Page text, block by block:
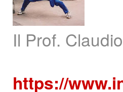
Il Prof.
https://